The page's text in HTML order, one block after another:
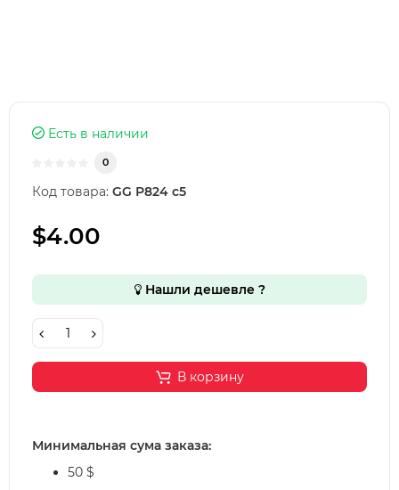
Есть в наличии
0
Код товара: GG Р824 с5
$4.00
Нашли дешевле ?
В корзину
Минимальная сума заказа:
50 $